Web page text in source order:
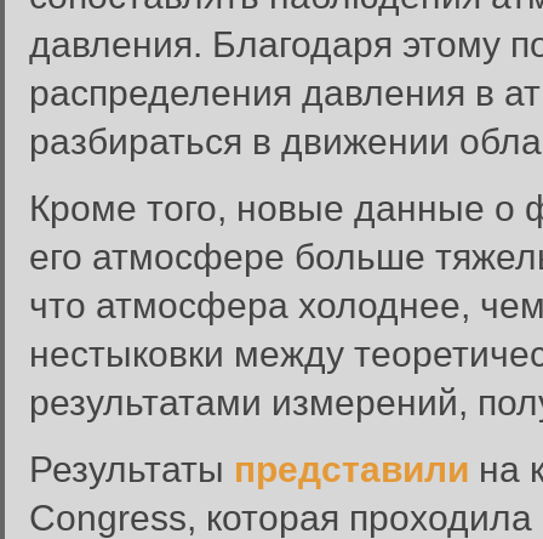
давления. Благодаря этому
распределения давления в
разбираться в движении
Кроме того, новые данные о
его атмосфере больше
что атмосфера холоднее,
нестыковки между
результатами измерений,
Результаты представили на
Congress, которая
Введите имя пользователя и
Вход в систему
Имя пользователя: